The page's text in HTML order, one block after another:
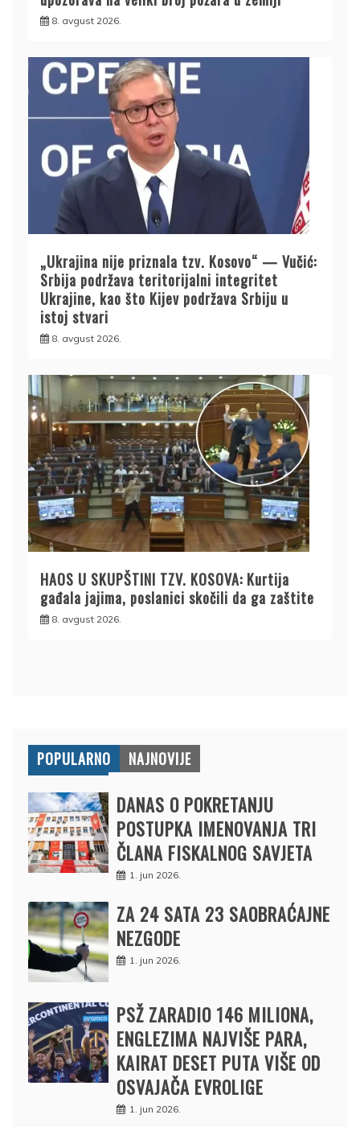
8. avgust 2026.
„Ukrajina nije priznala tzv. Kosovo“ — Vučić:
Srbija podržava teritorijalni integritet
Ukrajine, kao što Kijev podržava Srbiju u
istoj stvari
8. avgust 2026.
HAOS U SKUPŠTINI TZV. KOSOVA: Kurtija
gađala jajima, poslanici skočili da ga zaštite
8. avgust 2026.
POPULARNO NAJNOVIJE
DANAS O POKRETANJU
POSTUPKA IMENOVANJA TRI
ČLANA FISKALNOG SAVJETA
1. jun 2026.
ZA 24 SATA 23 SAOBRAĆAJNE
NEZGODE
1. jun 2026.
PSŽ ZARADIO 146 MILIONA,
ENGLEZIMA NAJVIŠE PARA,
KAIRAT DESET PUTA VIŠE OD
OSVAJAČA EVROLIGE
1. jun 2026.